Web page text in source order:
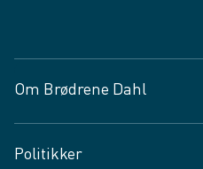
Om Brødrene Dahl
Vagttelefon 30 10 89 89
Politikker